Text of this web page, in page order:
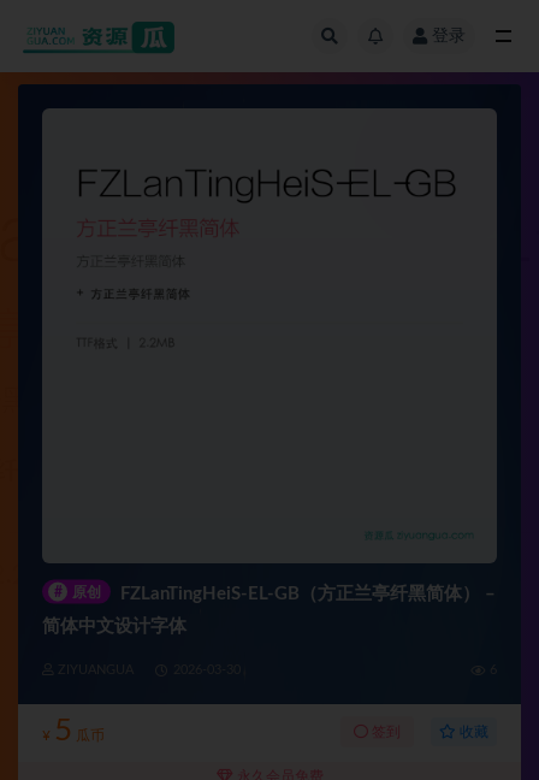
登录
# 原创
FZLanTingHeiS-EL-GB（方正兰亭纤黑简体） –
简体中文设计字体
ZIYUANGUA
¥ 5 瓜币 签到 收藏
永久会员免费